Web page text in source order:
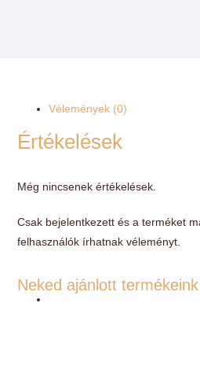
Vélemények (0)
Értékelések
Még nincsenek értékelések.
Csak bejelentkezett és a terméket
felhasználók írhatnak véleményt.
Neked ajánlott termékeink